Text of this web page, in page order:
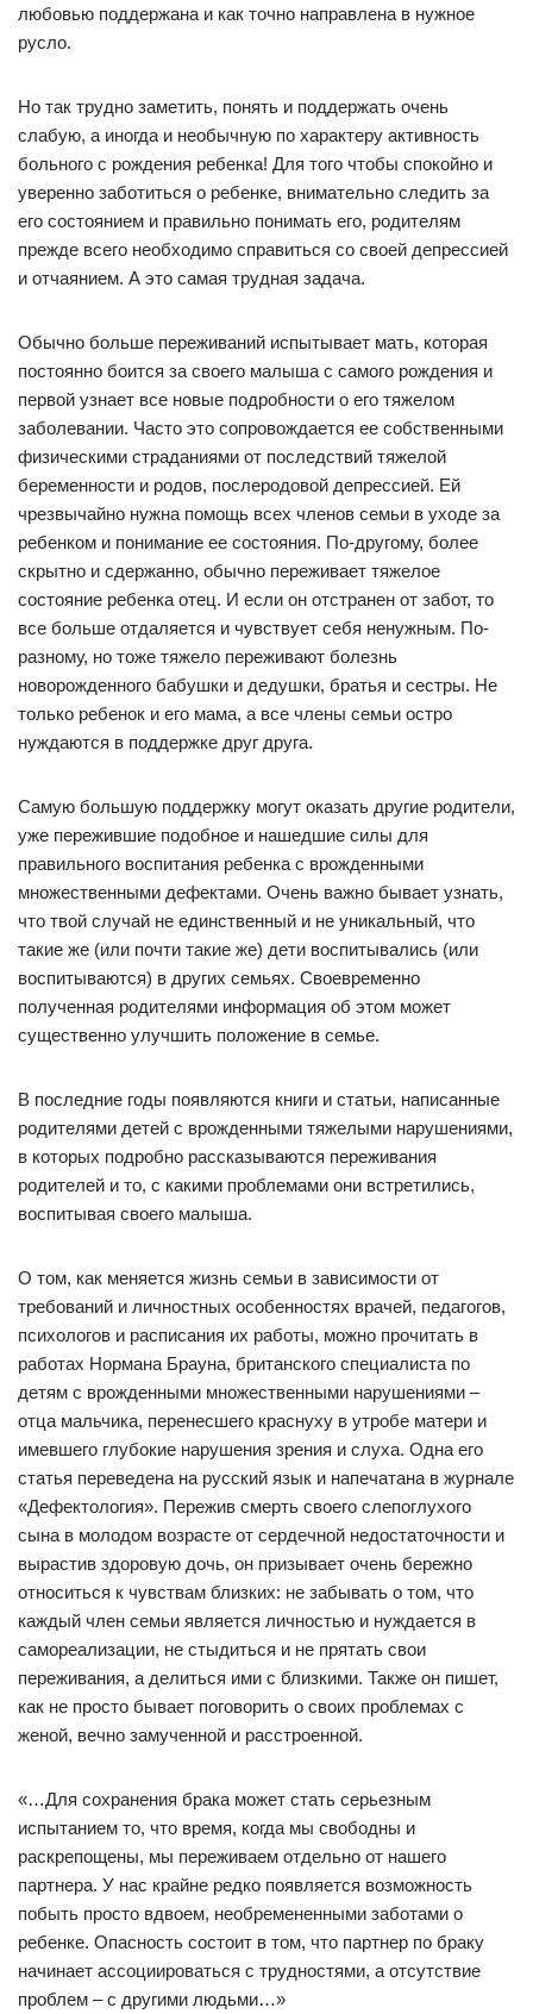
любовью поддержана и как точно направлена в нужное
русло.
Но так трудно заметить, понять и поддержать очень
слабую, а иногда и необычную по характеру активность
больного с рождения ребенка! Для того чтобы спокойно и
уверенно заботиться о ребенке, внимательно следить за
его состоянием и правильно понимать его, родителям
прежде всего необходимо справиться со своей депрессией
и отчаянием. А это самая трудная задача.
Обычно больше переживаний испытывает мать, которая
постоянно боится за своего малыша с самого рождения и
первой узнает все новые подробности о его тяжелом
заболевании. Часто это сопровождается ее собственными
физическими страданиями от последствий тяжелой
беременности и родов, послеродовой депрессией. Ей
чрезвычайно нужна помощь всех членов семьи в уходе за
ребенком и понимание ее состояния. По-другому, более
скрытно и сдержанно, обычно переживает тяжелое
состояние ребенка отец. И если он отстранен от забот, то
все больше отдаляется и чувствует себя ненужным. По-
разному, но тоже тяжело переживают болезнь
новорожденного бабушки и дедушки, братья и сестры. Не
только ребенок и его мама, а все члены семьи остро
нуждаются в поддержке друг друга.
Самую большую поддержку могут оказать другие родители,
уже пережившие подобное и нашедшие силы для
правильного воспитания ребенка с врожденными
множественными дефектами. Очень важно бывает узнать,
что твой случай не единственный и не уникальный, что
такие же (или почти такие же) дети воспитывались (или
воспитываются) в других семьях. Своевременно
полученная родителями информация об этом может
существенно улучшить положение в семье.
В последние годы появляются книги и статьи, написанные
родителями детей с врожденными тяжелыми нарушениями,
в которых подробно рассказываются переживания
родителей и то, с какими проблемами они встретились,
воспитывая своего малыша.
О том, как меняется жизнь семьи в зависимости от
требований и личностных особенностях врачей, педагогов,
психологов и расписания их работы, можно прочитать в
работах Нормана Брауна, британского специалиста по
детям с врожденными множественными нарушениями –
отца мальчика, перенесшего краснуху в утробе матери и
имевшего глубокие нарушения зрения и слуха. Одна его
статья переведена на русский язык и напечатана в журнале
«Дефектология». Пережив смерть своего слепоглухого
сына в молодом возрасте от сердечной недостаточности и
вырастив здоровую дочь, он призывает очень бережно
относиться к чувствам близких: не забывать о том, что
каждый член семьи является личностью и нуждается в
самореализации, не стыдиться и не прятать свои
переживания, а делиться ими с близкими. Также он пишет,
как не просто бывает поговорить о своих проблемах с
женой, вечно замученной и расстроенной.
«…Для сохранения брака может стать серьезным
испытанием то, что время, когда мы свободны и
раскрепощены, мы переживаем отдельно от нашего
партнера. У нас крайне редко появляется возможность
побыть просто вдвоем, необремененными заботами о
ребенке. Опасность состоит в том, что партнер по браку
начинает ассоциироваться с трудностями, а отсутствие
проблем – с другими людьми…»